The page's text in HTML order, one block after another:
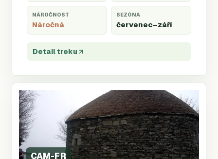
NÁROČNOST
Náročná
SEZÓNA
červenec–září
Detail treku
CAM-FR